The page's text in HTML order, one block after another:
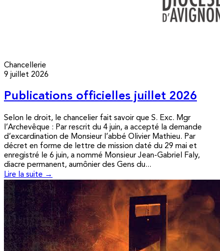
Chancellerie
9 juillet 2026
Publications officielles juillet 2026
Selon le droit, le chancelier fait savoir que S. Exc. Mgr
l’Archevêque : Par rescrit du 4 juin, a accepté la demande
d’excardination de Monsieur l’abbé Olivier Mathieu. Par
décret en forme de lettre de mission daté du 29 mai et
enregistré le 6 juin, a nommé Monsieur Jean-Gabriel Faly,
diacre permanent, aumônier des Gens du...
Lire la suite →